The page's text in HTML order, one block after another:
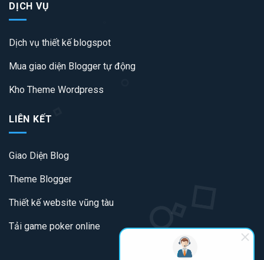
DỊCH VỤ
Dịch vụ thiết kế blogspot
Mua giao diện Blogger tự động
Kho Theme Wordpress
LIÊN KẾT
Giao Diện Blog
Theme Blogger
Thiết kế website vũng tàu
Tải game poker online